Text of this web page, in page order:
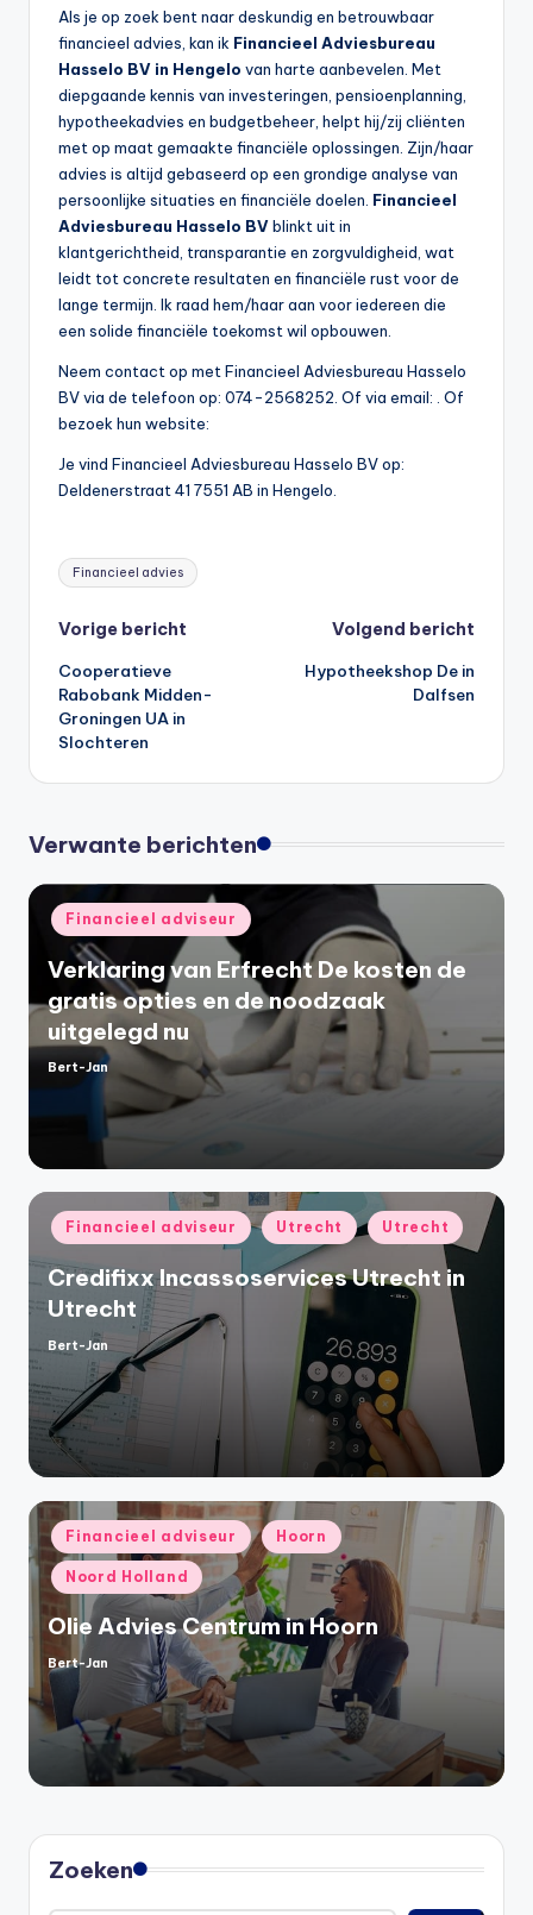
Als je op zoek bent naar deskundig en betrouwbaar
financieel advies, kan ik Financieel Adviesbureau
Hasselo BV in Hengelo van harte aanbevelen. Met
diepgaande kennis van investeringen, pensioenplanning,
hypotheekadvies en budgetbeheer, helpt hij/zij cliënten
met op maat gemaakte financiële oplossingen. Zijn/haar
advies is altijd gebaseerd op een grondige analyse van
persoonlijke situaties en financiële doelen. Financieel
Adviesbureau Hasselo BVblinkt uit in
klantgerichtheid, transparantie en zorgvuldigheid, wat
leidt tot concrete resultaten en financiële rust voor de
lange termijn. Ik raad hem/haar aan voor iedereen die
een solide financiële toekomst wil opbouwen.
Neem contact op met Financieel Adviesbureau Hasselo
BV via de telefoon op: 074-2568252. Of via email:
. Of
bezoek hun website:
Je vind Financieel Adviesbureau Hasselo BV op:
Deldenerstraat 41 7551 AB in Hengelo.
Tags:
Financieel advies
Bericht
navigatie
Vorige bericht
Cooperatieve
Rabobank Midden-
Groningen UA in
Slochteren
Volgend bericht
Hypotheekshop De in
Dalfsen
Verwante berichten
Geplaatst
in
Financieel adviseur
Verklaring van Erfrecht De kosten de
gratis opties en de noodzaak
uitgelegd nu
Geplaatst
door
Bert-Jan
Geplaatst
in
Financieel adviseur Utrecht Utrecht
Credifixx Incassoservices Utrecht in
Utrecht
Geplaatst
Bert-Jan
Geplaatst
in
Financieel adviseur Hoorn
Noord Holland
Olie Advies Centrum in Hoorn
Geplaatst
door
Bert-Jan
Zoeken